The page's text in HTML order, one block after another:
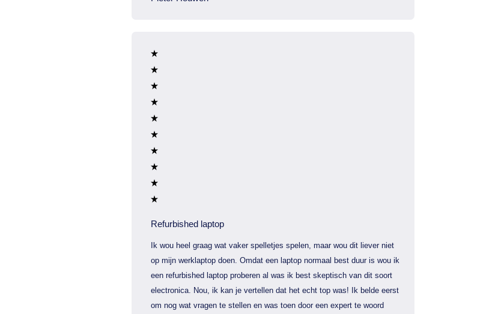
Refurbished laptop
Ik wou heel graag wat vaker spelletjes spelen, maar wou dit liever niet
op mijn werklaptop doen. Omdat een laptop normaal best duur is wou ik
een refurbished laptop proberen al was ik best skeptisch van dit soort
electronica. Nou, ik kan je vertellen dat het echt top was! Ik belde eerst
om nog wat vragen te stellen en was toen door een expert te woord